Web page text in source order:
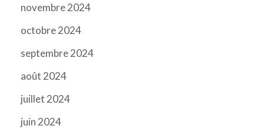
novembre 2024
octobre 2024
septembre 2024
août 2024
juillet 2024
juin 2024